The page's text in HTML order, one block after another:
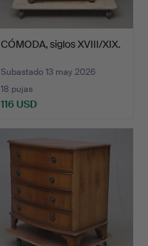
CÓMODA, siglos XVIII/XIX.
Subastado 13 may 2026
18 pujas
116 USD